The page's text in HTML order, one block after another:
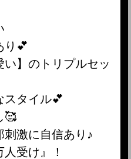
り💕
い】のトリプルセッ
スタイル💕
🥰
刺激に自信あり♪
受け』！